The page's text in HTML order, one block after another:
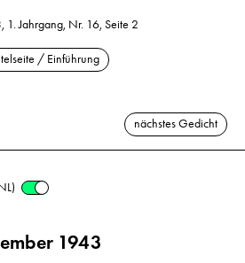
1. Jahrgang, Nr. 16, Seite 2
/ Einführung
nächstes Gedicht
1943